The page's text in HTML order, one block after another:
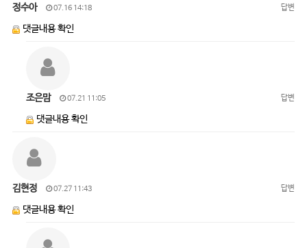
정수아 07.16 14:18 답변
댓글내용 확인
조은맘 07.21 11:05 답변
댓글내용 확인
김현정 07.27 11:43 답변
댓글내용 확인